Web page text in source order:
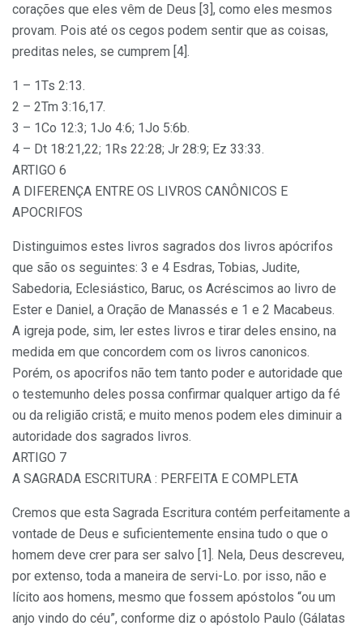
corações que eles vêm de Deus [3], como eles mesmos
provam. Pois até os cegos podem sentir que as coisas,
preditas neles, se cumprem [4].
1 – 1Ts 2:13.
2 – 2Tm 3:16,17.
3 – 1Co 12:3; 1Jo 4:6; 1Jo 5:6b.
4 – Dt 18:21,22; 1Rs 22:28; Jr 28:9; Ez 33:33.
ARTIGO 6
A DIFERENÇA ENTRE OS LIVROS CANÔNICOS E
APOCRIFOS
Distinguimos estes livros sagrados dos livros apócrifos
que são os seguintes: 3 e 4 Esdras, Tobias, Judite,
Sabedoria, Eclesiástico, Baruc, os Acréscimos ao livro de
Ester e Daniel, a Oração de Manassés e 1 e 2 Macabeus.
A igreja pode, sim, ler estes livros e tirar deles ensino, na
medida em que concordem com os livros canonicos.
Porém, os apocrifos não tem tanto poder e autoridade que
o testemunho deles possa confirmar qualquer artigo da fé
ou da religião cristã; e muito menos podem eles diminuir a
autoridade dos sagrados livros.
ARTIGO 7
A SAGRADA ESCRITURA : PERFEITA E COMPLETA
Cremos que esta Sagrada Escritura contém perfeitamente a
vontade de Deus e suficientemente ensina tudo o que o
homem deve crer para ser salvo [1]. Nela, Deus descreveu,
por extenso, toda a maneira de servi-Lo. por isso, não e
lícito aos homens, mesmo que fossem apóstolos “ou um
anjo vindo do céu”, conforme diz o apóstolo Paulo (Gálatas